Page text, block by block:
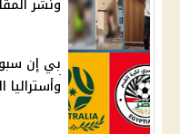
بي إن